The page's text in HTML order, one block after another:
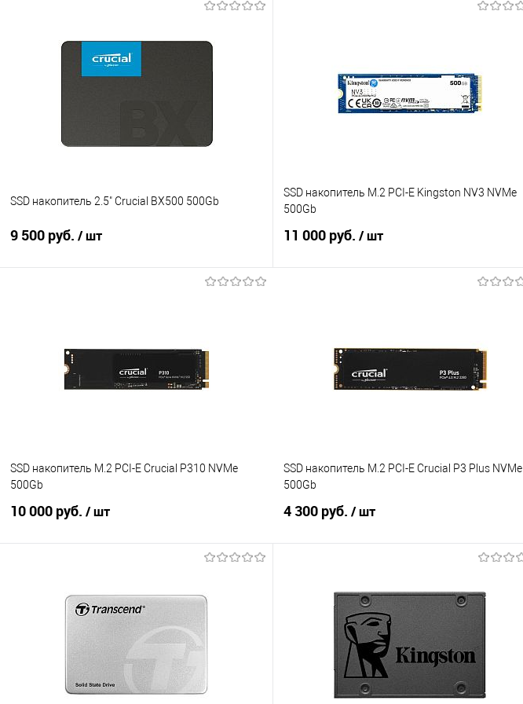
SSD накопитель 2.5" Crucial BX500 500Gb
9 500 руб. / шт
В избранное
В наличии
SSD накопитель M.2 PCI-E Kingston NV3 NVMe
500Gb
11 000 руб. / шт
В избранное
В наличии
SSD накопитель M.2 PCI-E Crucial P310 NVMe
500Gb
10 000 руб. / шт
Купить в 1 клик
В избранное
В наличии
SSD накопитель M.2 PCI-E Crucial P3 Plus NVMe
500Gb
4 300 руб. / шт
Купить в 1 клик
В избранное
В наличии